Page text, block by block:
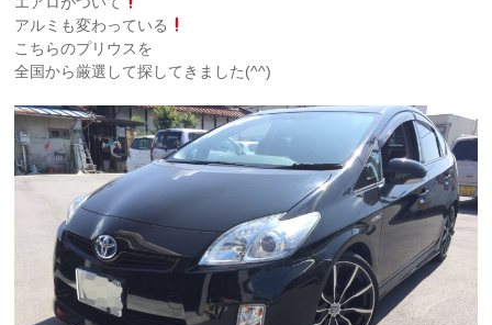
アルミも変わっている
こちらのプリウスを
全国から厳選して探してきました(^^)